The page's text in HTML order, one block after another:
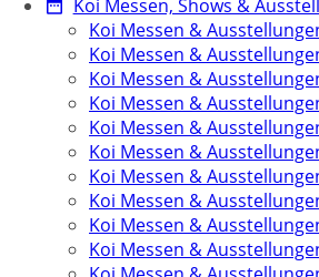
Koi Messen, Shows &
Koi Messen &
Koi Messen &
Koi Messen &
Koi Messen &
Koi Messen &
Koi Messen &
Koi Messen &
Koi Messen &
Koi Messen &
Koi Messen &